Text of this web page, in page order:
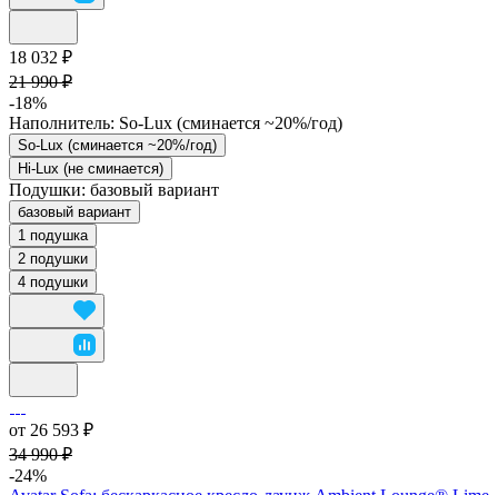
18 032 ₽
21 990 ₽
-18%
Наполнитель: So-Lux (cминается ~20%/год)
So-Lux (cминается ~20%/год)
Hi-Lux (не сминается)
Подушки: базовый вариант
базовый вариант
1 подушка
2 подушки
4 подушки
от 26 593 ₽
34 990 ₽
-24%